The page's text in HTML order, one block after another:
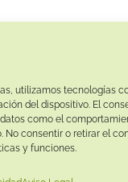
utilizamos tecnologías
del dispositivo. El
como el
No consentir o retirar el
y funciones.